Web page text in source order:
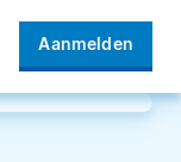
Aanmelden